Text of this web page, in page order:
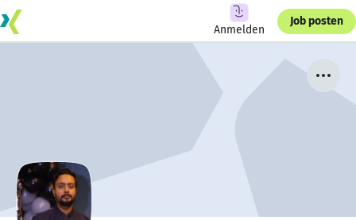
Anmelden
Job posten